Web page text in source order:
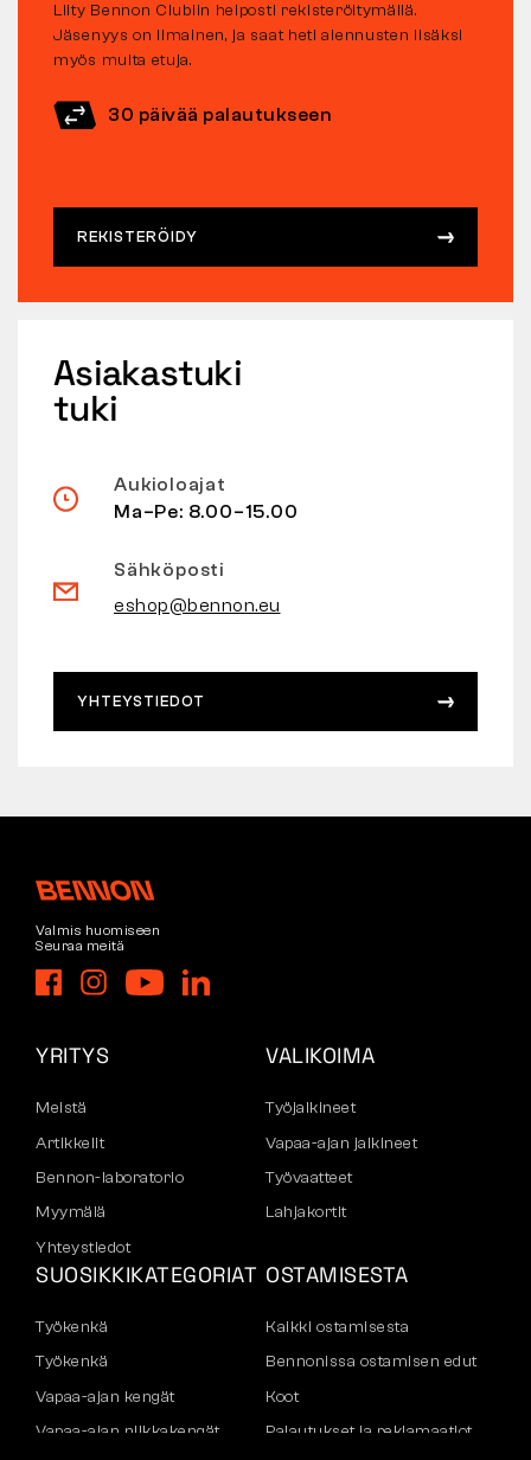
Liity Bennon Clubiin helposti rekisteröitymällä.
Jäsenyys on ilmainen, ja saat heti alennusten lisäksi
myös muita etuja.
30 päivää palautukseen
REKISTERÖIDY
Asiakastuki
tuki
Aukioloajat
Ma–Pe: 8.00–15.00
Sähköposti
eshop@bennon.eu
YHTEYSTIEDOT
Valmis huomiseen
Seuraa meitä
YRITYS
Meistä
Artikkelit
Bennon-laboratorio
Myymälä
Yhteystiedot
VALIKOIMA
Työjalkineet
Vapaa-ajan jalkineet
Työvaatteet
Lahjakortit
SUOSIKKIKATEGORIAT
Työkenkä
Työkenkä
Vapaa-ajan kengät
Vapaa-ajan nilkkakengät
OSTAMISESTA
Kaikki ostamisesta
Bennonissa ostamisen edut
Koot
Palautukset ja reklamaatiot